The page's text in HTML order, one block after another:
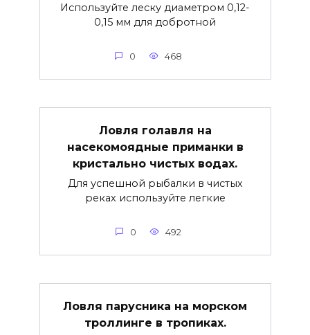
Используйте леску диаметром 0,12-
0,15 мм для добротной
0 468
Ловля голавля на
насекомоядные приманки в
кристально чистых водах.
Для успешной рыбалки в чистых
реках используйте легкие
0 492
Ловля парусника на морском
троллинге в тропиках.